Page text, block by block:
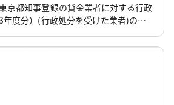
京都知事登録の貸金業者に対する行政
度分）(行政処分を受けた業者)のペ